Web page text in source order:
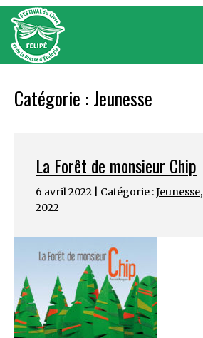
Skip
content
Catégorie : Jeunesse
La Forêt de monsieur Chip
6 avril 2022 | Catégorie :Jeunesse,
2022